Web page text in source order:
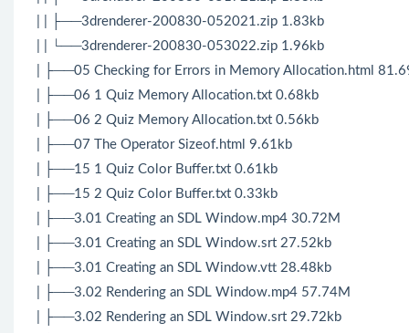
| | ├──3drenderer-200830-052021.zip 1.83kb
| | └──3drenderer-200830-053022.zip 1.96kb
| ├──05 Checking for Errors in Memory Allocation.html
| ├──06 1 Quiz Memory Allocation.txt 0.68kb
| ├──06 2 Quiz Memory Allocation.txt 0.56kb
| ├──07 The Operator Sizeof.html 9.61kb
| ├──15 1 Quiz Color Buffer.txt 0.61kb
| ├──15 2 Quiz Color Buffer.txt 0.33kb
| ├──3.01 Creating an SDL Window.mp4 30.72M
| ├──3.01 Creating an SDL Window.srt 27.52kb
| ├──3.01 Creating an SDL Window.vtt 28.48kb
| ├──3.02 Rendering an SDL Window.mp4 57.74M
| ├──3.02 Rendering an SDL Window.srt 29.72kb